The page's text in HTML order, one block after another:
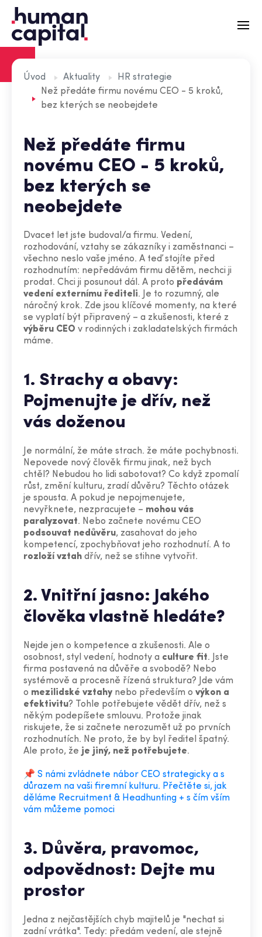
Recruitment
Externí HR
Aktuality
O nás
Úvod Aktuality
HR strategie
Než předáte firmu novému CEO - 5 kroků,
bez kterých se neobejdete
Než předáte firmu
novému CEO - 5 kroků,
bez kterých se
neobejdete
Dvacet let jste budoval/a firmu. Vedení,
rozhodování, vztahy se zákazníky i zaměstnanci –
všechno neslo vaše jméno. A teď stojíte před
rozhodnutím: nepředávám firmu dětěm, nechci ji
prodat. Chci ji posunout dál. A proto předávám
vedení externímu řediteli. Je to rozumný, ale
náročný krok. Zde jsou klíčové momenty, na které
se vyplatí být připravený – a zkušenosti, které z
výběru CEO v rodinných i zakladatelských firmách
máme.
1. Strachy a obavy:
Pojmenujte je dřív, než
vás doženou
Je normální, že máte strach. že máte pochybnosti.
Nepovede nový člověk firmu jinak, než bych
chtěl? Nebudou ho lidi sabotovat? Co když zpomalí
růst, změní kulturu, zradí důvěru? Těchto otázek
je spousta. A pokud je nepojmenujete,
nevyřknete, nezpracujete – mohou vás
paralyzovat. Nebo začnete novému CEO
podsouvat nedůvěru, zasahovat do jeho
kompetencí, zpochybňovat jeho rozhodnutí. A to
rozloží vztah dřív, než se stihne vytvořit.
2. Vnitřní jasno: Jakého
člověka vlastně hledáte?
Nejde jen o kompetence a zkušenosti. Ale o
osobnost, styl vedení, hodnoty a culture fit. Jste
firma postavená na důvěře a svobodě? Nebo
systémově a procesně řízená struktura? Jde vám
o mezilidské vztahy nebo především o výkon a
efektivitu? Tohle potřebujete vědět dřív, než s
někým podepíšete smlouvu. Protože jinak
riskujete, že si začnete nerozumět už po prvních
rozhodnutích. Ne proto, že by byl ředitel špatný.
Ale proto, že je jiný, než potřebujete.
📌 S námi zvládnete nábor CEO strategicky a s
důrazem na vaši firemní kulturu. Přečtěte si, jak
děláme Recruitment & Headhunting + s čím vším
vám můžeme pomoci
3. Důvěra, pravomoc,
odpovědnost: Dejte mu
prostor
Jedna z nejčastějších chyb majitelů je "nechat si
zadní vrátka". Tedy: předám vedení, ale stejně